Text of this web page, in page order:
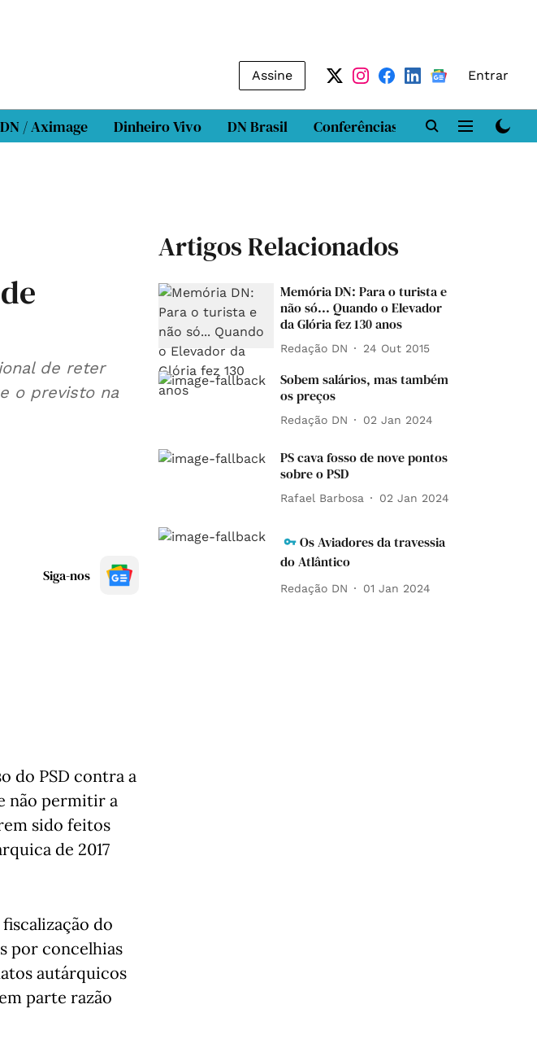
Assine Entrar
/ Aximage Dinheiro Vivo DN Brasil Conferências DN LAB
de reter
o previsto na
Siga-nos
do PSD contra a
não permitir a
sido feitos
de 2017
do
por concelhias
autárquicos
parte razão
Artigos Relacionados
Memória DN: Para o turista e
não só... Quando o Elevador
da Glória fez 130 anos
Redação DN 24 Out 2015
Sobem salários, mas também
os preços
Redação DN 02 Jan 2024
PS cava fosso de nove pontos
sobre o PSD
Rafael Barbosa 02 Jan 2024
Os Aviadores da travessia
do Atlântico
Redação DN 01 Jan 2024